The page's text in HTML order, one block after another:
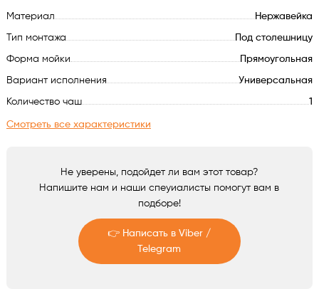
Холодильное оборудование
Сантехника
Материал Нержавейка
Тип монтажа Под столешницу
Форма мойки Прямоугольная
Вариант исполнения Универсальная
Количество чаш 1
Смотреть все характеристики
Не уверены, подойдет ли вам этот товар?
Напишите нам и наши спеуиалисты помогут вам в
подборе!
👉 Написать в Viber /
Telegram